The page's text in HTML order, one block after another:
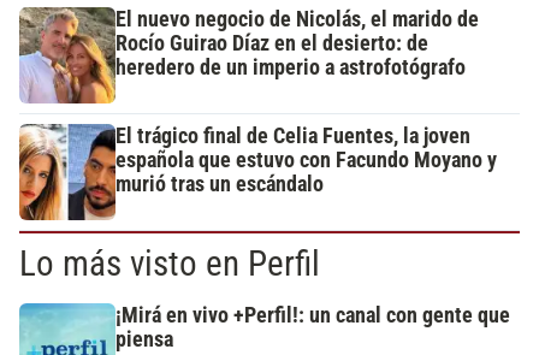
El nuevo negocio de Nicolás, el marido de
Rocío Guirao Díaz en el desierto: de
heredero de un imperio a astrofotógrafo
El trágico final de Celia Fuentes, la joven
española que estuvo con Facundo Moyano y
murió tras un escándalo
Lo más visto en Perfil
¡Mirá en vivo +Perfil!: un canal con gente que
piensa